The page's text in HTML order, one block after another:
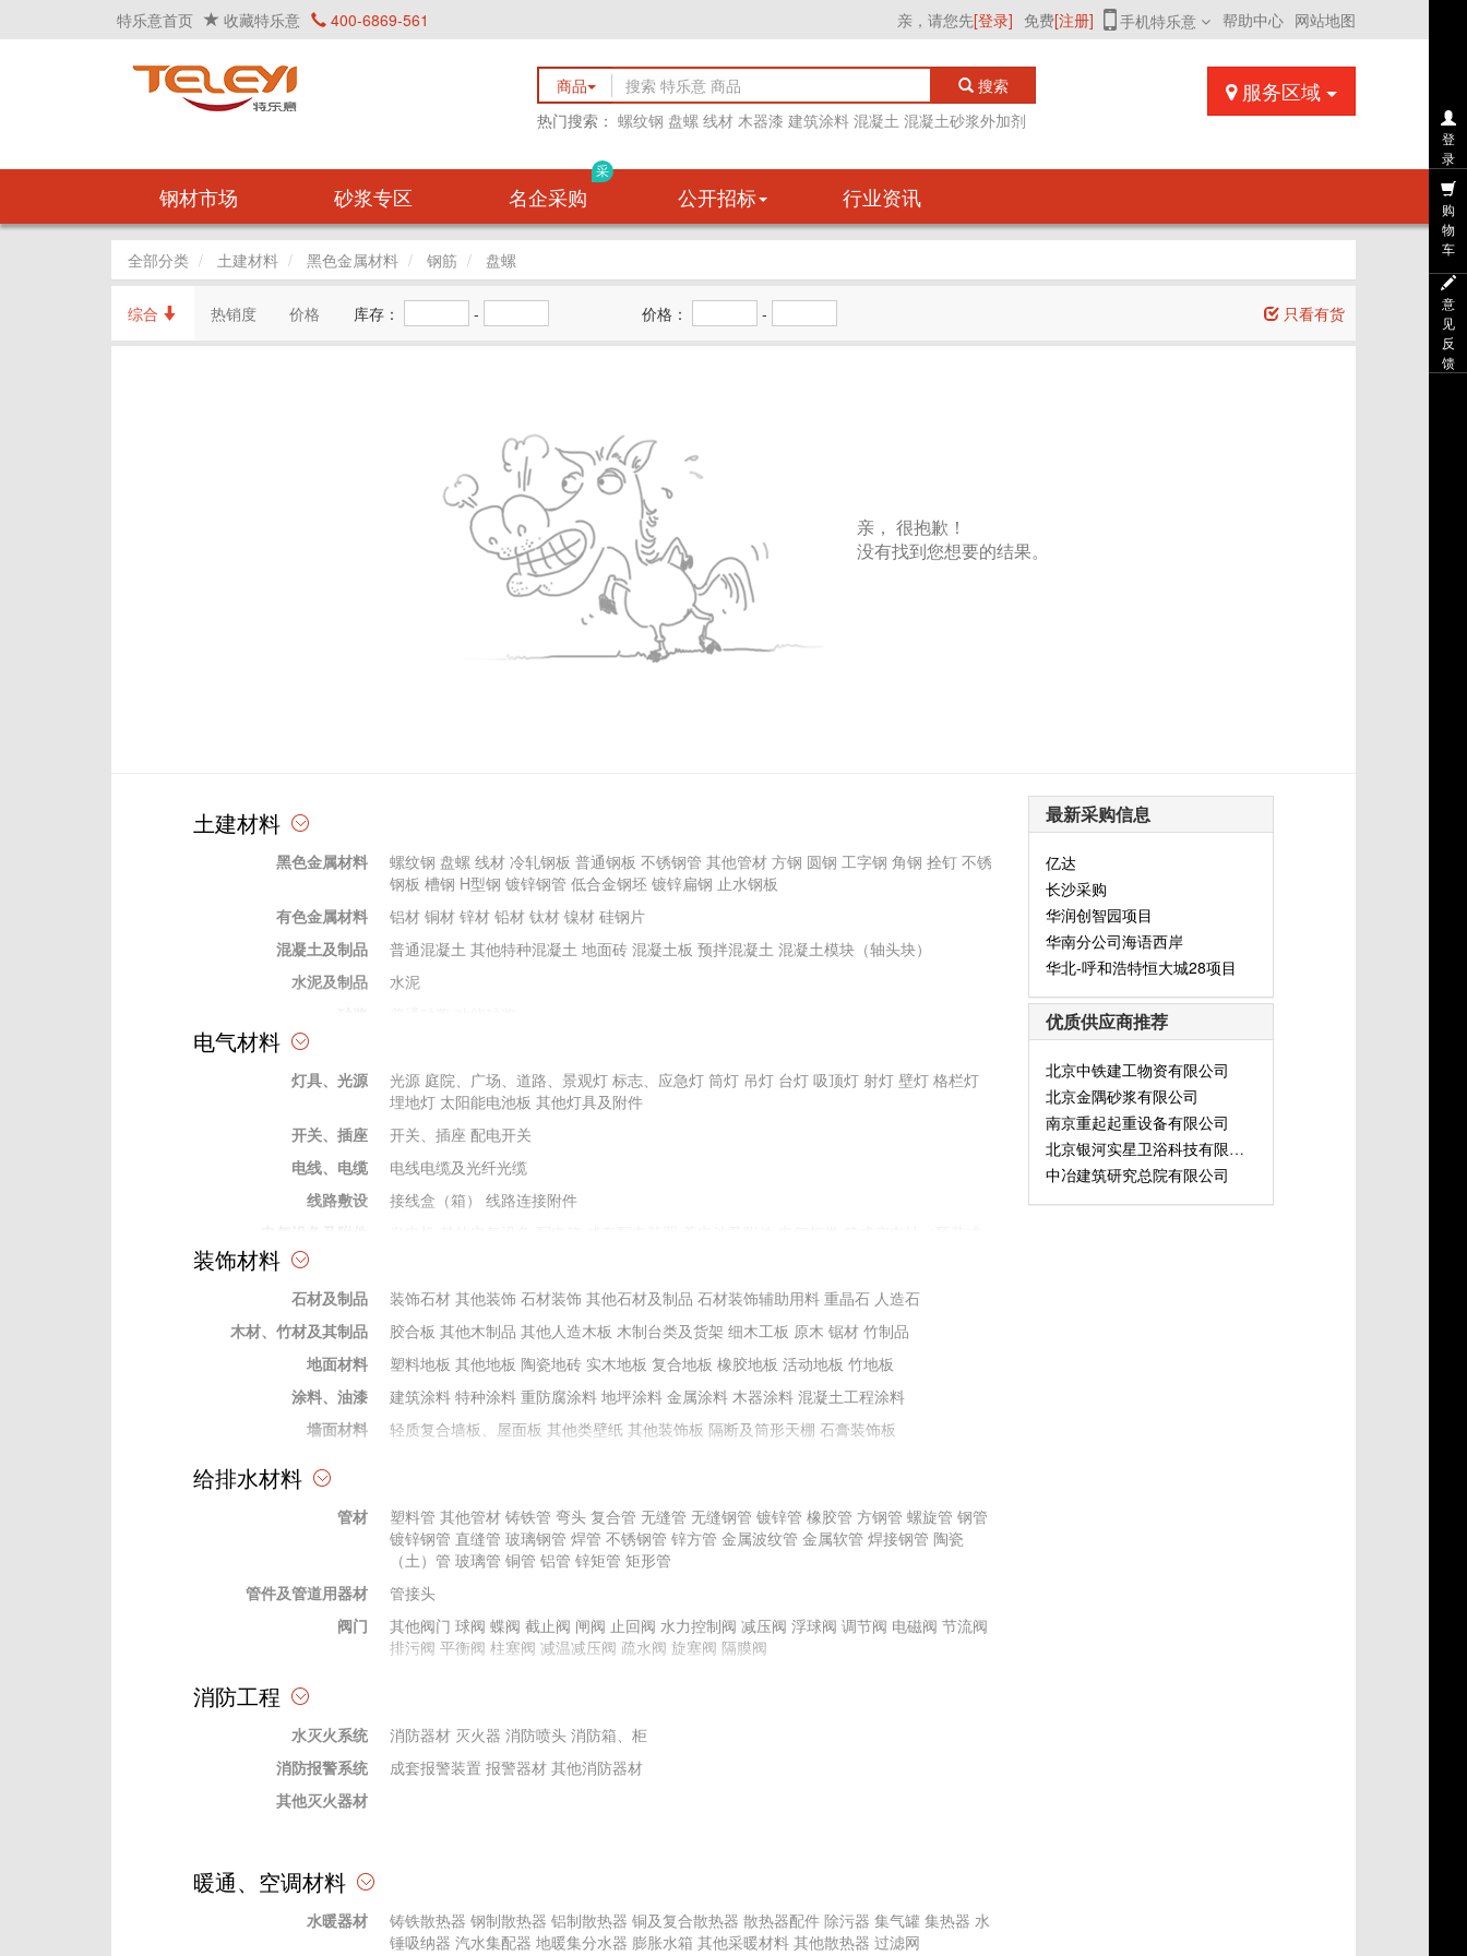
特乐意首页 收藏特乐意 400-6869-561 亲，请您先[登录] 免费[注册] 手机特乐意 帮助中心 网站地图
商品
搜索
热门搜索： 螺纹钢 盘螺 线材 木器漆 建筑涂料 混凝土 混凝土砂浆外加剂
服务区域
钢材市场 砂浆专区 名企采购
采
公开招标 行业资讯
全部分类 土建材料 黑色金属材料 钢筋 盘螺
综合 热销度 价格 库存： - 价格： - 只看有货
亲， 很抱歉！
没有找到您想要的结果。
土建材料
黑色金属材料 螺纹钢 盘螺 线材 冷轧钢板 普通钢板 不锈钢管 其他管材 方钢 圆钢 工字钢 角钢 拴钉 不锈
钢板 槽钢 H型钢 镀锌钢管 低合金钢坯 镀锌扁钢 止水钢板
有色金属材料
铝材 铜材 锌材 铅材 钛材 镍材 硅钢片
混凝土及制品
普通混凝土 其他特种混凝土 地面砖 混凝土板 预拌混凝土 混凝土模块（轴头块）
水泥及制品
水泥
砖、瓦、石、砂、灰
防水材料
防水卷材 防水油膏、剂、粉、胶类 防水屋面瓦 堵漏止水材料 防水灰浆 油料、树脂
保温墙板 其他保温材料 其他耐火材料
防腐材料
防腐剂
掺合料
矿粉 灰、粉、土等掺合填充料
外加剂及修补剂
界面剂 密实剂 减水剂 抗裂防水剂
电气材料
灯具、光源 光源 庭院、广场、道路、景观灯 标志、应急灯 筒灯 吊灯 台灯 吸顶灯 射灯 壁灯 格栏灯
埋地灯 太阳能电池板 其他灯具及附件
开关、插座
开关、插座 配电开关
电线、电缆
电线电缆及光纤光缆
线路敷设
接线盒（箱）
线路连接附件
弱电及信息类器材
安防及建筑智能化设备
保险、绝缘材料
绝缘管 绝缘穿墙套管、瓷套管 绝缘布、绝缘带 绝缘板、绝缘箔
其他绝缘材料
电工电气材料
电缆桥架 防火堵料
装饰材料
石材及制品 装饰石材 其他装饰 石材装饰 其他石材及制品 石材装饰辅助用料 重晶石 人造石
木材、竹材及其制品
胶合板 其他木制品 其他人造木板 木制台类及货架 细木工板 原木 锯材 竹制品
地面材料
塑料地板 其他地板 陶瓷地砖 实木地板 复合地板 橡胶地板 活动地板 竹地板
涂料、油漆
建筑涂料 特种涂料 重防腐涂料 地坪涂料 金属涂料 木器涂料 混凝土工程涂料
墙面材料
轻质复合墙板、屋面板 其他类壁纸 其他装饰板 隔断及筒形天棚 石膏装饰板
天棚、吊顶材料
幕墙材料
幕墙五金配件
格栅 网格
石膏粉、腻子
绝热、耐火材料
玻璃材料
陶瓷内墙砖 钢化玻璃 其他面砖 镀膜玻璃 平板玻璃 陶瓷外墙砖 特种玻璃
贴墙布 栏杆、栏板 玻璃钢装饰线条、装饰件 地毯挂毯及门毡
橡胶、塑料
给排水材料
管材 塑料管 其他管材 铸铁管 弯头 复合管 无缝管 无缝钢管 镀锌管 橡胶管 方钢管 螺旋管 钢管
镀锌钢管 直缝管 玻璃钢管 焊管 不锈钢管 锌方管 金属波纹管 金属软管 焊接钢管 陶瓷
（土）管 玻璃管 铜管 铝管 锌矩管 矩形管
管件及管道用器材
管接头
阀门
其他阀门 球阀 蝶阀 截止阀 闸阀 止回阀 水力控制阀 减压阀 浮球阀 调节阀 电磁阀 节流阀
排污阀 平衡阀 柱塞阀 减温减压阀 疏水阀 旋塞阀 隔膜阀
杂质泵 水轮泵 轴流泵 泵专用配件
计量泵
水处理设备
过滤设备
消防工程
水灭火系统 消防器材 灭火器 消防喷头 消防箱、柜
消防报警系统
成套报警装置 报警器材 其他消防器材
其他灭火器材
暖通、空调材料
水暖器材 铸铁散热器 钢制散热器 铝制散热器 铜及复合散热器 散热器配件 除污器 集气罐 集热器 水
锤吸纳器 汽水集配器 地暖集分水器 膨胀水箱 其他采暖材料 其他散热器 过滤网
最新采购信息
亿达
长沙采购
华润创智园项目
华南分公司海语西岸
华北-呼和浩特恒大城28项目
优质供应商推荐
北京中铁建工物资有限公司
北京金隅砂浆有限公司
南京重起起重设备有限公司
北京银河实星卫浴科技有限公司
中冶建筑研究总院有限公司
登
录
购
物
车
意
见
反
馈